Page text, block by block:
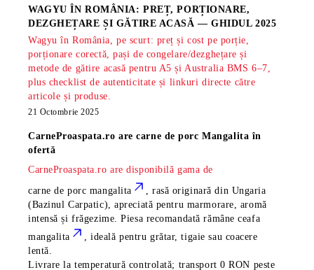
WAGYU ÎN ROMÂNIA: PREȚ, PORȚIONARE,
DEZGHEȚARE ȘI GĂTIRE ACASĂ — GHIDUL 2025
Wagyu în România, pe scurt: preț și cost pe porție,
porționare corectă, pași de congelare/dezghețare și
metode de gătire acasă pentru A5 și Australia BMS 6–7,
plus checklist de autenticitate și linkuri directe către
articole și produse.
21 Octombrie 2025
CarneProaspata.ro arecarne de porc Mangalita în
ofertă
CarneProaspata.ro are disponibilă gama de
carne de porc mangalita
, rasă originară din Ungaria
(Bazinul Carpatic), apreciată pentru marmorare, aromă
intensă și frăgezime. Piesa recomandată rămâneceafa
mangalita
, ideală pentru grătar, tigaie sau coacere
lentă.
Livrare la temperatură controlată; transport 0 RON peste